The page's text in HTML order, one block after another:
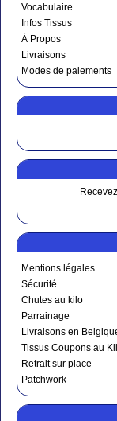
Vocabulaire
Infos Tissus
À Propos
Livraisons
Modes de paiements
Mentions légales
Sécurité
Chutes au kilo
Parrainage
Livraisons en
Tissus Coupons au
Retrait sur place
Patchwork